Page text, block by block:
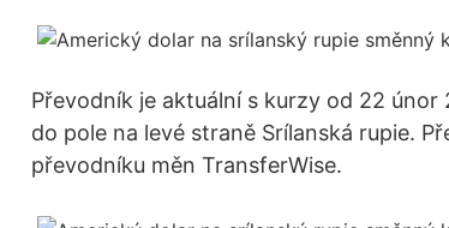
Převodník je aktuální s kurzy od 22
do pole na levé straně Srílanská rupie.
převodníku měn TransferWise.